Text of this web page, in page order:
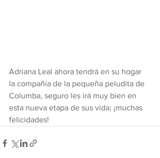
Adriana Leal ahora tendrá en su hogar
la compañía de la pequeña peludita de
Columba, seguro les irá muy bien en
esta nueva etapa de sus vida; ¡muchas
felicidades!